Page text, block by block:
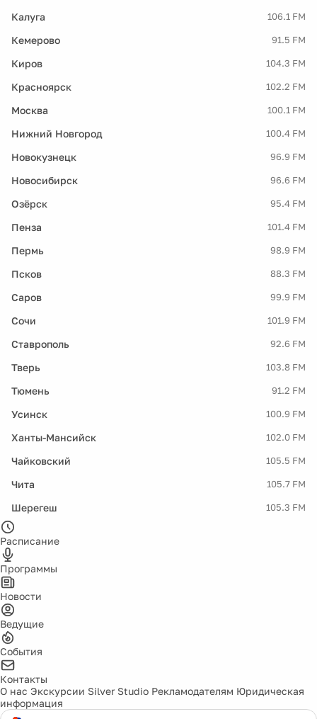
Калуга 106.1 FM
Кемерово 91.5 FM
Киров 104.3 FM
Красноярск 102.2 FM
Москва 100.1 FM
Нижний Новгород 100.4 FM
Новокузнецк 96.9 FM
Новосибирск 96.6 FM
Озёрск 95.4 FM
Пенза 101.4 FM
Пермь 98.9 FM
Псков 88.3 FM
Саров 99.9 FM
Сочи 101.9 FM
Ставрополь 92.6 FM
Тверь 103.8 FM
Тюмень 91.2 FM
Усинск 100.9 FM
Ханты-Мансийск 102.0 FM
Чайковский 105.5 FM
Чита 105.7 FM
Шерегеш 105.3 FM
Расписание
Программы
Новости
Ведущие
События
Контакты
О нас Экскурсии Silver Studio Рекламодателям Юридическая
информация